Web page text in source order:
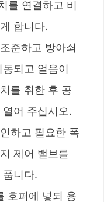
를 연결하고 비
합니다.
준하고 방아쇠
되고 얼음이
를 취한 후 공
어 주십시오.
하고 필요한 폭
제어 밸브를
니다.
호퍼에 넣되 용